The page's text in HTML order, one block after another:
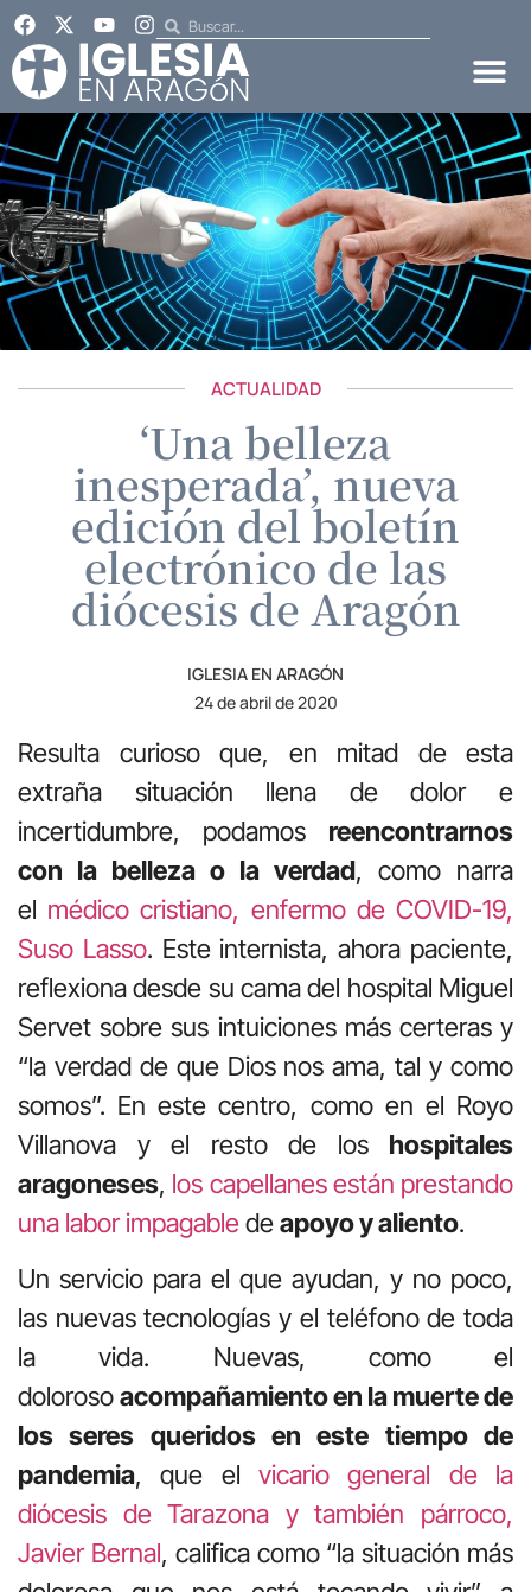
ACTUALIDAD
‘Una belleza
inesperada’, nueva
edición del boletín
electrónico de las
diócesis de Aragón
IGLESIA EN ARAGÓN
24 de abril de 2020
Resulta curioso que, en mitad de esta
extraña situación llena de dolor e
incertidumbre, podamos reencontrarnos
con la belleza o la verdad, como narra
el médico cristiano, enfermo de COVID-19,
Suso Lasso. Este internista, ahora paciente,
reflexiona desde su cama del hospital Miguel
Servet sobre sus intuiciones más certeras y
“la verdad de que Dios nos ama, tal y como
somos”. En este centro, como en el Royo
Villanova y el resto de los hospitales
aragoneses, los capellanes están prestando
una labor impagabledeapoyo y aliento.
Un servicio para el que ayudan, y no poco,
las nuevas tecnologías y el teléfono de toda
la vida. Nuevas, como el
dolorosoacompañamiento en la muerte de
los seres queridos en este tiempo de
pandemia, que el vicario general de la
diócesis de Tarazona y también párroco,
Javier Bernal, califica como “la situación más